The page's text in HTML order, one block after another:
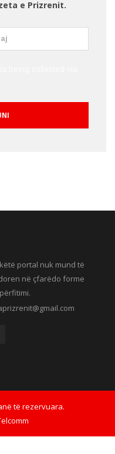
e Prizrenit.
portal nuk mund të
në çfarëdo forme
të rezervuara.